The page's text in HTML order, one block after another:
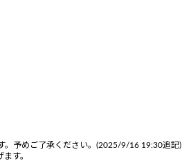
。予めご了承ください。(2025/9/16 19:30追記)
す。